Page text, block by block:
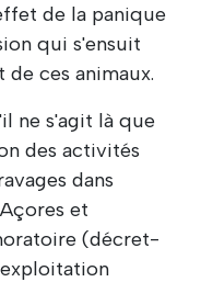
de la panique
qui s'ensuit
ces animaux.
ne s'agit là que
des activités
dans
et
(décret-